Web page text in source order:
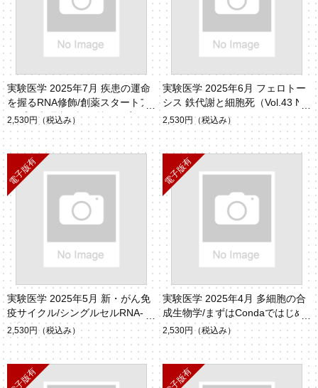
実験医学 2025年7月 疾患の運命
を握るRNA修飾/創薬スタートア
ップの先駆者が語る掟と現実（V
ol.43 No.11）
2,530円 （税込み）
実験医学 2025年6月 フェロトー
シス 鉄代謝と細胞死（Vol.43 No.
9）
2,530円 （税込み）
実験医学 2025年5月 新・がん免
疫サイクル/シングルセルRNA-se
q技術（Vol.43 No.8）
2,530円 （税込み）
実験医学 2025年4月 多細胞の合
成生物学/まずはCondaではじめ
よう （Vol.43 No.6）
2,530円 （税込み）